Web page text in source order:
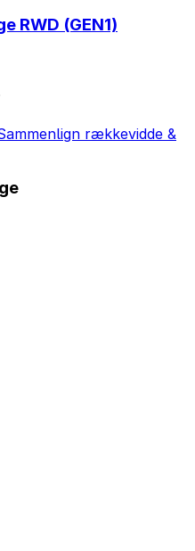
RWD (GEN1)
rækkevidde &